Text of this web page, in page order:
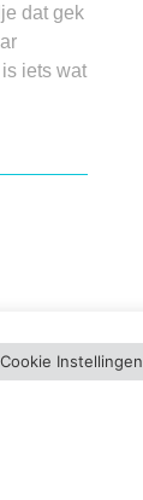
dat gek
iets wat
Cookie Instellingen